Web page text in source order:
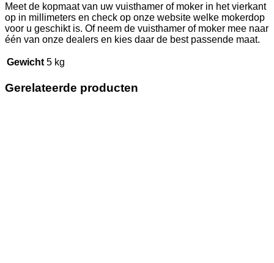
Meet de kopmaat van uw vuisthamer of moker in het vierkant
op in millimeters en check op onze website welke mokerdop
voor u geschikt is. Of neem de vuisthamer of moker mee naar
één van onze dealers en kies daar de best passende maat.
Gewicht 5 kg
Gerelateerde producten